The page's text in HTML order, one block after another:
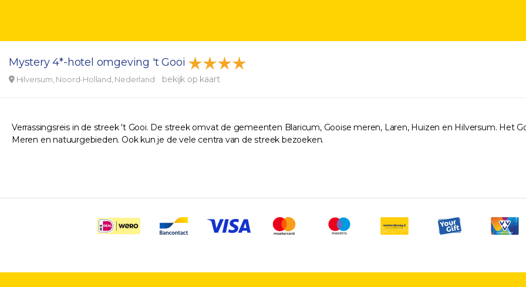
Mystery 4*-hotel omgeving 't Gooi
Hilversum, Noord-Holland, Nederland bekijk op kaart
Verrassingsreis in de streek 't Gooi. De streek omvat de gemeenten Blaricum, Gooise meren, Laren, Huizen en Hilversum. Het
Meren en natuurgebieden. Ook kun je de vele centra van de streek bezoeken.